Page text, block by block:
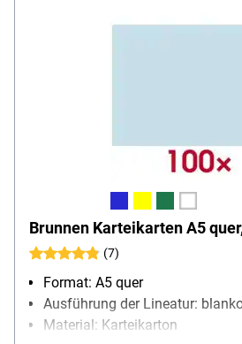
Brunnen Karteikarten A5
(7)
Format: A5 quer
Ausführung der Lineatur:
Material: Karteikarton